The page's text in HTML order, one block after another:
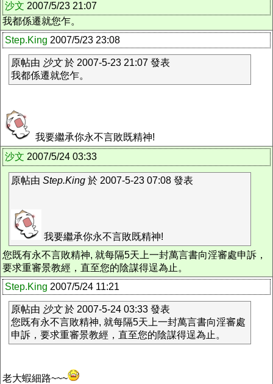
沙文 2007/5/23 21:07
我都係遷就您乍。
Step.King 2007/5/23 23:08
原帖由 沙文於 2007-5-23 21:07 發表
我都係遷就您乍。
我要繼承你永不言敗既精神!
沙文 2007/5/24 03:33
原帖由 Step.King 於 2007-5-23 07:08 發表
我要繼承你永不言敗既精神!
您既有永不言敗精神, 就每隔5天上一封萬言書向淫審處申訴，
要求重審景教經，直至您的陰謀得逞為止。
Step.King 2007/5/24 11:21
原帖由 沙文於 2007-5-24 03:33 發表
您既有永不言敗精神, 就每隔5天上一封萬言書向淫審處
申訴，要求重審景教經，直至您的陰謀得逞為止。
老大蝦細路~~~